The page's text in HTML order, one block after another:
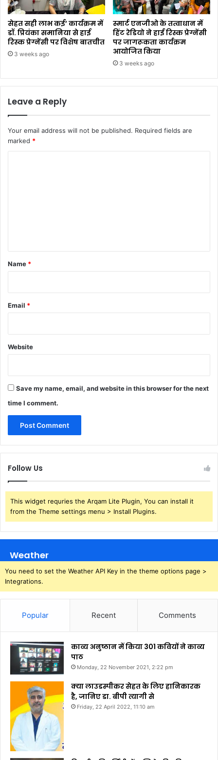
सेहत सही लाभ कई’ कार्यक्रम में
डॉ. प्रियंका समानिया से हाई
रिस्क प्रेग्नेंसी पर विशेष बातचीत
3 weeks ago
स्मार्ट एनजीओ के तत्वाधान में
हिंट रेडियो ने हाई रिस्क प्रेग्नेंसी
पर जागरूकता कार्यक्रम
आयोजित किया
3 weeks ago
Leave a Reply
Your email address will not be published. Required fields are
marked *
*
Name *
Email *
Website
Save my name, email, and website in this browser for the next
time I comment.
Follow Us
This widget requries the Arqam Lite Plugin, You can install it
from the Theme settings menu > Install Plugins.
Weather
You need to set the Weather API Key in the theme options page >
Integrations.
Popular Recent Comments
काव्य अनुष्ठान में किया 301 कवियों ने काव्य
पाठ
Monday, 22 November 2021, 2:22 pm
क्या लाउडस्पीकर सेहत के लिए हानिकारक
है, जानिए डा. बीपी त्यागी से
Friday, 22 April 2022, 11:10 am